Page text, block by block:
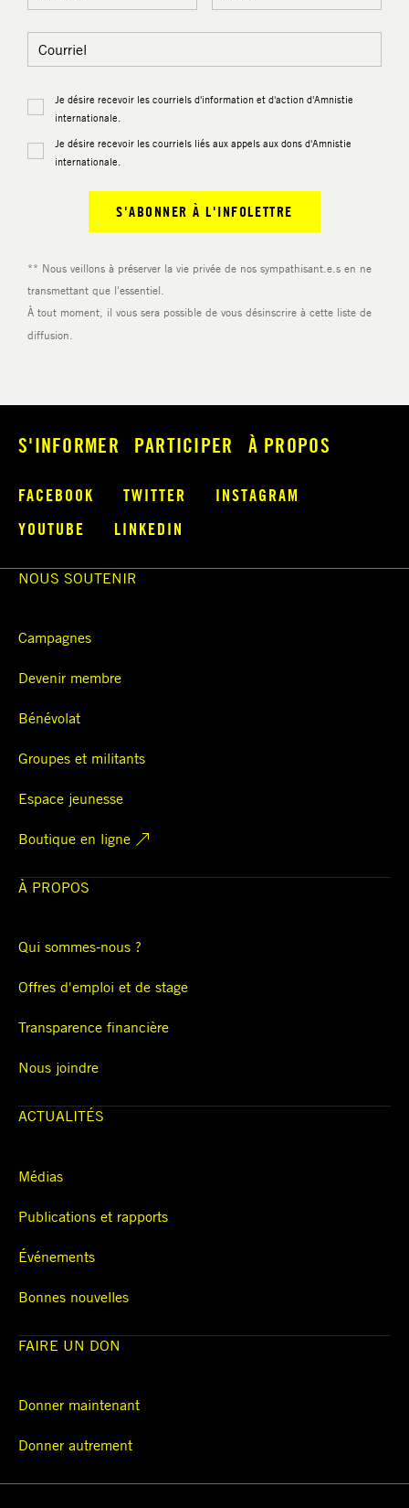
S'INFORMER PARTICIPER À PROPOS
FACEBOOK TWITTER
INSTAGRAM
YOUTUBE
LINKEDIN
NOUS SOUTENIR
Campagnes
Devenir membre
Bénévolat
Groupes et militants
Espace jeunesse
Boutique en ligne
À PROPOS
Qui sommes-nous ?
Offres d'emploi et de stage
Transparence financière
Nous joindre
ACTUALITÉS
Médias
Publications et rapports
Événements
Bonnes nouvelles
FAIRE UN DON
Donner maintenant
Donner autrement